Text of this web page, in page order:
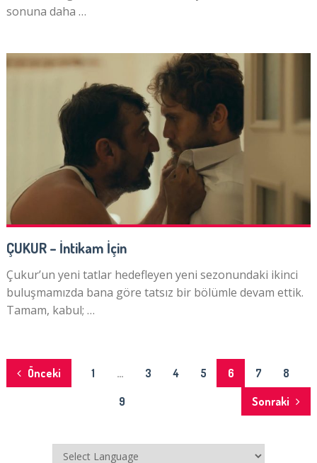
sonuna daha …
ÇUKUR – İntikam İçin
Çukur’un yeni tatlar hedefleyen yeni sezonundaki ikinci
buluşmamızda bana göre tatsız bir bölümle devam ettik.
Tamam, kabul; …
Yazı
Önceki 1 … 3 4 5 6 7
8
9
Sonraki